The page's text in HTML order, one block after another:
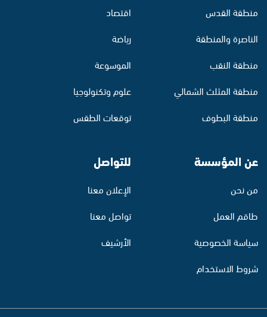
منطقة القدس
الناصرة والمنطقة
منطقة النقب
منطقة المثلث الشمالي
منطقة البطوف
اقتصاد
رياضة
الموسوعة
علوم وتكنولوجيا
توقعات الطقس
عن المؤسسة
من نحن
طاقم العمل
سياسة الخصوصية
شروط الاستخدام
للتواصل
الإعلان معنا
تواصل معنا
الأرشيف